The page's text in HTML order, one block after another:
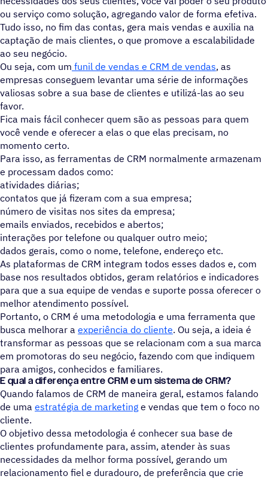
ou serviço como solução, agregando valor de forma efetiva.
Tudo isso, no fim das contas, gera mais vendas e auxilia na
captação de mais clientes, o que promove a escalabilidade
ao seu negócio.
Ou seja, com um funil de vendas e CRM de vendas, as
empresas conseguem levantar uma série de informações
valiosas sobre a sua base de clientes e utilizá-las ao seu
favor.
Fica mais fácil conhecer quem são as pessoas para quem
você vende e oferecer a elas o que elas precisam, no
momento certo.
Para isso, as ferramentas de CRM normalmente armazenam
e processam dados como:
atividades diárias;
contatos que já fizeram com a sua empresa;
número de visitas nos sites da empresa;
emails enviados, recebidos e abertos;
interações por telefone ou qualquer outro meio;
dados gerais, como o nome, telefone, endereço etc.
As plataformas de CRM integram todos esses dados e, com
base nos resultados obtidos, geram relatórios e indicadores
para que a sua equipe de vendas e suporte possa oferecer o
melhor atendimento possível.
Portanto, o CRM é uma metodologia e uma ferramenta que
busca melhorar a experiência do cliente. Ou seja, a ideia é
transformar as pessoas que se relacionam com a sua marca
em promotoras do seu negócio, fazendo com que indiquem
para amigos, conhecidos e familiares.
E qual a diferença entre CRM e um sistema de CRM?
Quando falamos de CRM de maneira geral, estamos falando
de uma estratégia de marketing e vendas que tem o foco no
cliente.
O objetivo dessa metodologia é conhecer sua base de
clientes profundamente para, assim, atender às suas
necessidades da melhor forma possível, gerando um
relacionamento fiel e duradouro, de preferência que crie